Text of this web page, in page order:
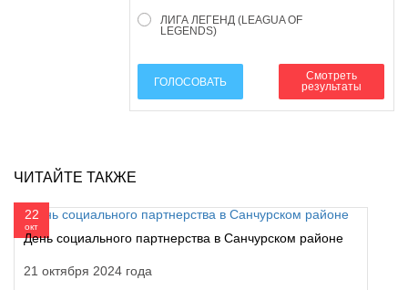
ЛИГА ЛЕГЕНД (LEAGUA OF
LEGENDS)
ГОЛОСОВАТЬ
Смотреть
результаты
ЧИТАЙТЕ ТАКЖЕ
22
окт
День социального партнерства в Санчурском районе
21 октября 2024 года